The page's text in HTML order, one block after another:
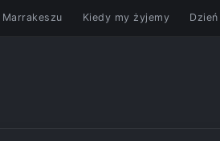
Kiedy my żyjemy